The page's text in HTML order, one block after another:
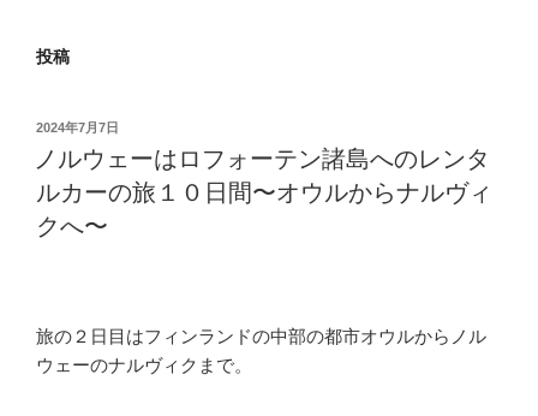
投稿
投
日:
2024年7月7日
ノルウェーはロフォーテン諸島へのレンタ
ルカーの旅１０日間〜オウルからナルヴィ
クへ〜
旅の２日目はフィンランドの中部の都市オウルからノル
ウェーのナルヴィクまで。